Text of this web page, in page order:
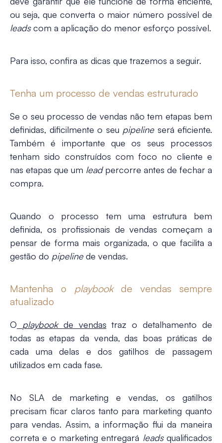
ou seja, que converta o maior número possível de
leadscom a aplicação do menor esforço possível.
Para isso, confira as dicas que trazemos a seguir.
Tenha um processo de vendas estruturado
Se o seu processo de vendas não tem etapas bem
definidas, dificilmente o seu pipeline será eficiente.
Também é importante que os seus processos
tenham sido construídos com foco no cliente e
nas etapas que um leadpercorre antes de fechar a
compra.
Quando o processo tem uma estrutura bem
definida, os profissionais de vendas começam a
pensar de forma mais organizada, o que facilita a
gestão do pipelinede vendas.
Mantenha o playbookde vendas sempre
atualizado
O playbook de vendas traz o detalhamento de
todas as etapas da venda, das boas práticas de
cada uma delas e dos gatilhos de passagem
utilizados em cada fase.
No SLA de marketing e vendas, os gatilhos
precisam ficar claros tanto para marketing quanto
para vendas. Assim, a informação flui da maneira
correta e o marketing entregará leadsqualificados